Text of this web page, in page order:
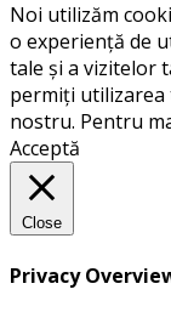
Noi utilizăm
o experiență de
tale și a vizitelor
permiți
nostru. Pentru
Acceptă
Close
Privacy